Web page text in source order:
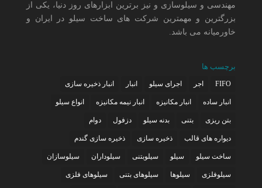
مهندسی و سیلوسازی و نیز برترین ابزارهای روز دنیا، یکی از
بزرگترین و مهمترین شرکت های ساخت سیلو در ایران و
خاورمیانه می باشد.
برچسب ها
FIFO اجر اجرای سیلو انبار انبار ذخیره سازی
انبار ساده انبار مکانیزه انبار نیمه مکانیزه انواع سیلو
بتن ریزی بتنی بدنه سیلو دزفول دوام
دیواره های قالب ذخیره سازی ذخیره سازی گندم
ساخت سیلو سیلو سیلوبتنی سیلوداران سیلوسازان
سیلوفلزی سیلوها سیلوهای بتنی سیلوهای فلزی